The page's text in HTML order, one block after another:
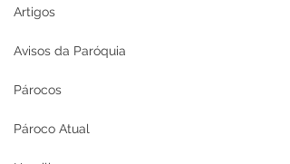
Artigos
Avisos da Paróquia
Párocos
Pároco Atual